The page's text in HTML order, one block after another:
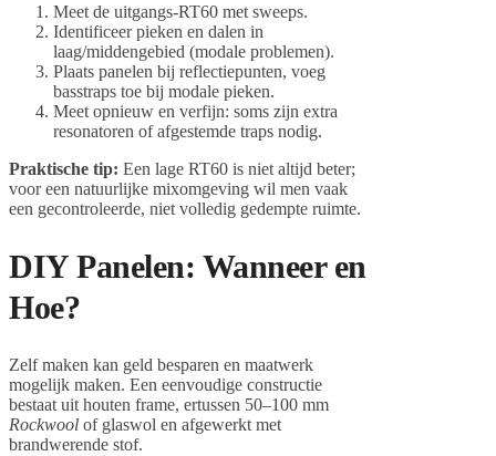
Meet de uitgangs-RT60 met sweeps.
Identificeer pieken en dalen in
laag/middengebied (modale problemen).
Plaats panelen bij reflectiepunten, voeg
basstraps toe bij modale pieken.
Meet opnieuw en verfijn: soms zijn extra
resonatoren of afgestemde traps nodig.
Praktische tip: Een lage RT60 is niet altijd beter;
voor een natuurlijke mixomgeving wil men vaak
een gecontroleerde, niet volledig gedempte ruimte.
DIY Panelen: Wanneer en
Hoe?
Zelf maken kan geld besparen en maatwerk
mogelijk maken. Een eenvoudige constructie
bestaat uit houten frame, ertussen 50–100 mm
Rockwool of glaswol en afgewerkt met
brandwerende stof.